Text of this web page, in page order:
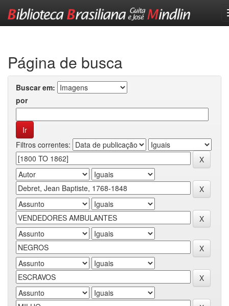
Página de busca
Buscar em:
por
Filtros correntes: